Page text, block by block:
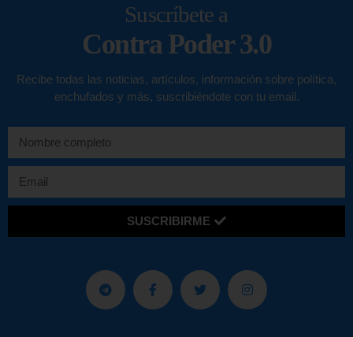
Suscríbete a
Contra Poder 3.0
Recibe todas las noticias, artículos, información sobre política,
enchufados y más, suscribiéndote con tu email.
SUSCRIBIRME